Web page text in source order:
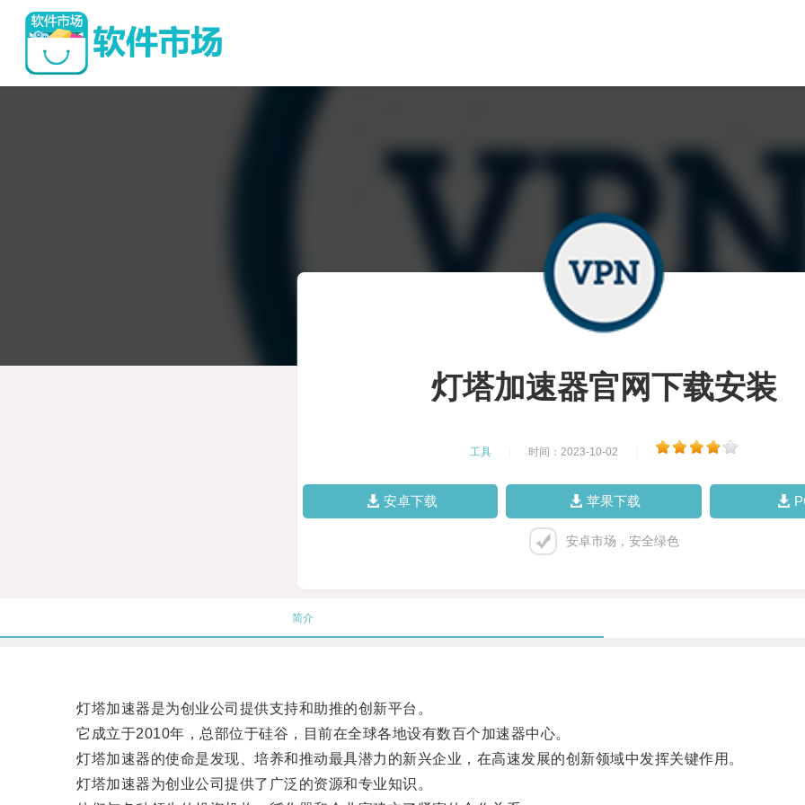
灯塔加速器官网下载安装
工具 时间：2023-10-02
安卓下载 苹果下载
安卓市场，安全绿色
简介
灯塔加速器是为创业公司提供支持和助推的创新平台。
它成立于2010年，总部位于硅谷，目前在全球各地设有数百个加速器中心。
灯塔加速器的使命是发现、培养和推动最具潜力的新兴企业，在高速发展的创新领域中发挥关键作用。
灯塔加速器为创业公司提供了广泛的资源和专业知识。